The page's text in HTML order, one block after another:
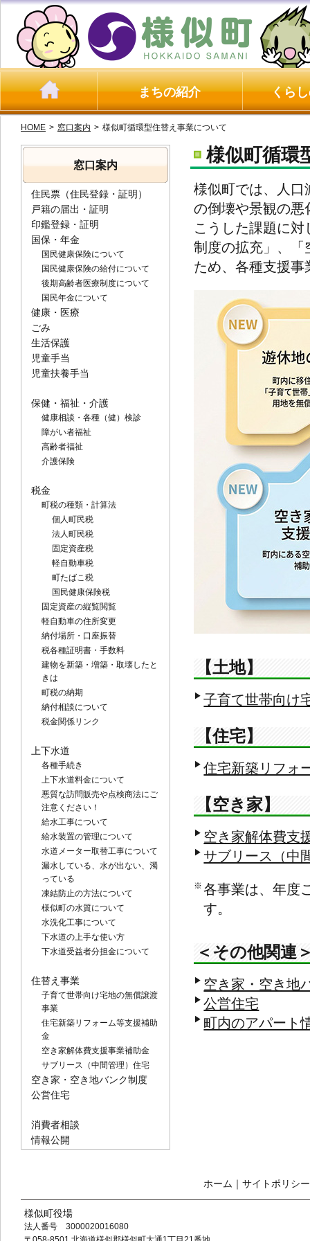
まちの紹介 くら
HOME > 窓口案内 > 様似町循環型住替え事業について
様似町循環
様似町では、人口
の倒壊や景観の悪
こうした課題に
制度の拡充」、「
ため、各種支援事
【土地】
▶ 子育て世帯向け
【住宅】
▶ 住宅新築リフォ
【空き家】
▶ 空き家解体費支
▶ サブリース（中
※ 各事業は、年度
す。
＜その他関連
▶ 空き家・空き地
▶ 公営住宅
▶ 町内のアパート
窓口案内
住民票（住民登録・証明）
戸籍の届出・証明
印鑑登録・証明
国保・年金
国民健康保険について
国民健康保険の給付について
後期高齢者医療制度について
国民年金について
健康・医療
ごみ
生活保護
児童手当
児童扶養手当
保健・福祉・介護
健康相談・各種（健）検診
障がい者福祉
高齢者福祉
介護保険
税金
町税の種類・計算法
個人町民税
法人町民税
固定資産税
軽自動車税
町たばこ税
国民健康保険税
固定資産の縦覧閲覧
軽自動車の住所変更
納付場所・口座振替
税各種証明書・手数料
建物を新築・増築・取壊したと
きは
町税の納期
納付相談について
税金関係リンク
上下水道
各種手続き
上下水道料金について
悪質な訪問販売や点検商法にご
注意ください！
給水工事について
給水装置の管理について
水道メーター取替工事について
漏水している、水が出ない、濁
っている
凍結防止の方法について
様似町の水質について
水洗化工事について
下水道の上手な使い方
下水道受益者分担金について
住替え事業
子育て世帯向け宅地の無償譲渡
事業
住宅新築リフォーム等支援補助
金
空き家解体費支援事業補助金
サブリース（中間管理）住宅
空き家・空き地バンク制度
公営住宅
消費者相談
情報公開
ホーム ｜ サイトポリシー
様似町役場
法人番号 3000020016080